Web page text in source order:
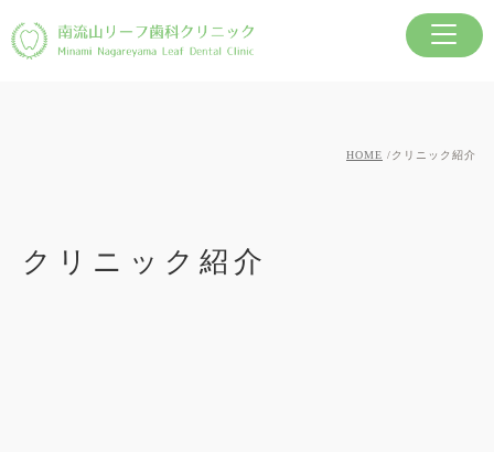
クリニック紹介
HOME クリニック紹介